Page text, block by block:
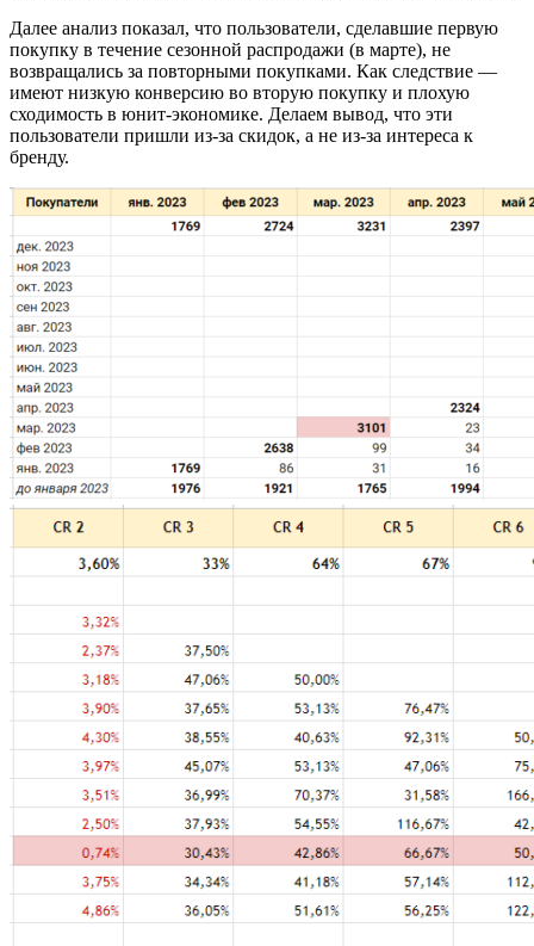
Далее анализ показал, что пользователи, сделавшие первую
покупку в течение сезонной распродажи (в марте), не
возвращались за повторными покупками. Как следствие —
имеют низкую конверсию во вторую покупку и плохую
сходимость в юнит-экономике. Делаем вывод, что эти
пользователи пришли из-за скидок, а не из-за интереса к
бренду.